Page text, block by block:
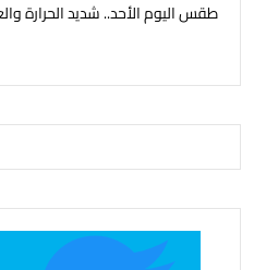
طقس اليوم الأحد.. شديد الحرارة